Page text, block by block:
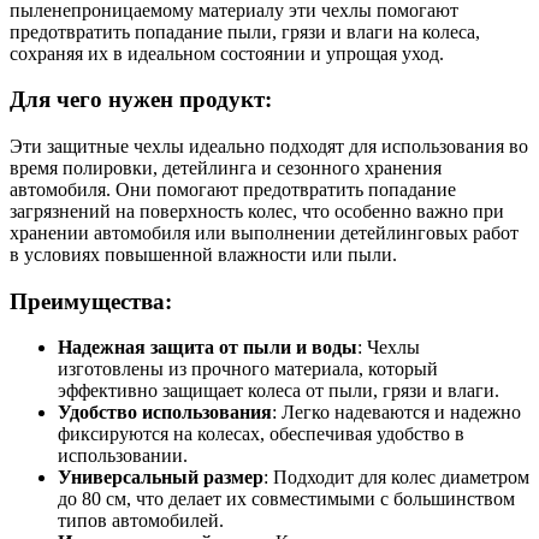
пыленепроницаемому материалу эти чехлы помогают
предотвратить попадание пыли, грязи и влаги на колеса,
сохраняя их в идеальном состоянии и упрощая уход.
Для чего нужен продукт:
Эти защитные чехлы идеально подходят для использования во
время полировки, детейлинга и сезонного хранения
автомобиля. Они помогают предотвратить попадание
загрязнений на поверхность колес, что особенно важно при
хранении автомобиля или выполнении детейлинговых работ
в условиях повышенной влажности или пыли.
Преимущества:
Надежная защита от пыли и воды: Чехлы
изготовлены из прочного материала, который
эффективно защищает колеса от пыли, грязи и влаги.
Удобство использования: Легко надеваются и надежно
фиксируются на колесах, обеспечивая удобство в
использовании.
Универсальный размер: Подходит для колес диаметром
до 80 см, что делает их совместимыми с большинством
типов автомобилей.